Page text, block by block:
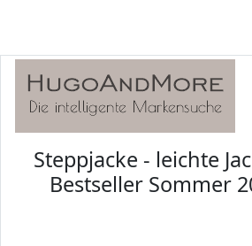
Steppjacke - leichte
Bestseller Sommer